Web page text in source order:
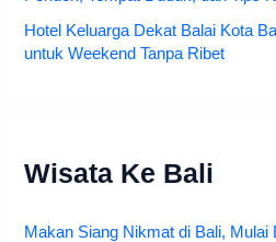
Hotel Keluarga Dekat Balai Kota
untuk Weekend Tanpa Ribet
Wisata Ke Bali
Makan Siang Nikmat di Bali, Mulai